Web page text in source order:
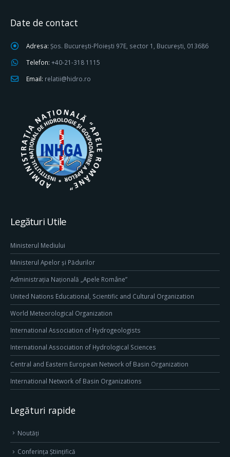
Date de contact
Adresa: Șos. București-Ploiești 97E, sector 1, București, 013686
Telefon: +40-21-318 1115
Email: relatii@hidro.ro
Legături Utile
Ministerul Mediului
Ministerul Apelor și Pădurilor
Administrația Națională „Apele Române”
United Nations Educational, Scientific and Cultural Organization
World Meteorological Organization
International Association of Hydrogeologists
International Association of Hydrological Sciences
Central and Eastern European Network of Basin Organization
International Network of Basin Organizations
Legături rapide
Noutăți
Conferința Științifică